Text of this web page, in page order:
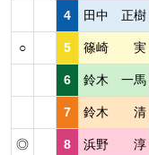
4 田中 正樹
○ 5 篠崎 実
6 鈴木 一馬
7 鈴木 清
◎ 8 浜野 淳